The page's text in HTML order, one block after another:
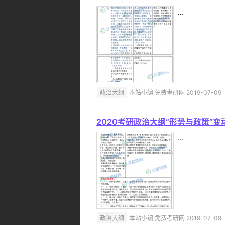
...
政治大纲 本站小编 免费考研网 2019-07-09
2020考研政治大纲“形势与政策”变
...
政治大纲 本站小编 免费考研网 2019-07-09